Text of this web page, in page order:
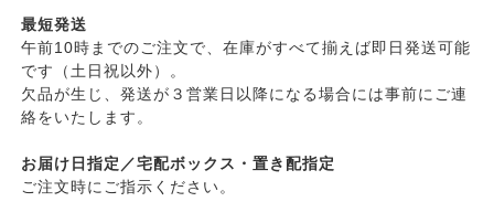
├ファンデーション
├肌質・お悩み別スキンケア
├乾燥肌・敏感
├ オイリー肌
├
毛穴の黒ずみ・角質・開き
├シミ・くすみ
├エイジングケア
├ムソー
├渡部信一さんの無農薬豆
├がんこ本舗
├ナチュラムーン
└竹おやじ末廣さんの竹炭ミネラル
最短発送
午前10時までのご注文で、在庫がすべて揃えば即日発送可能
です（土日祝以外）。
欠品が生じ、発送が３営業日以降になる場合には事前にご連
絡をいたします。
お届け日指定／宅配ボックス・置き配指定
ご注文時にご指示ください。